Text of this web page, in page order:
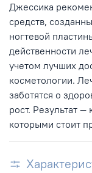
Джессика
средств,
ногтевой
действенности
учетом лучших
косметологии.
заботятся о
рост. Результат
которыми стоит